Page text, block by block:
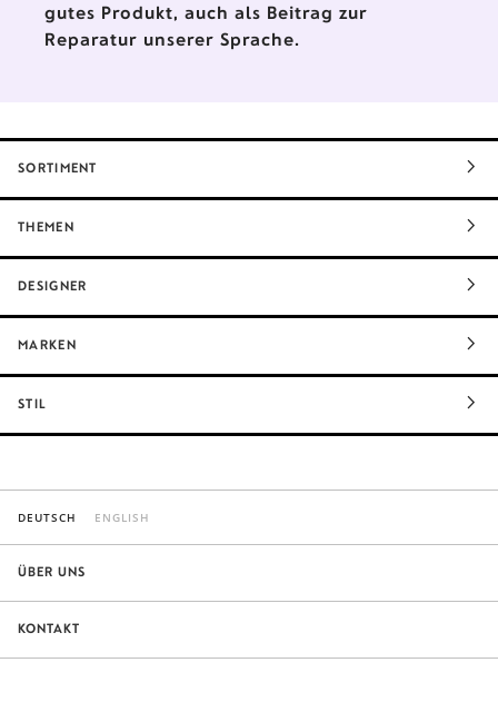
gutes Produkt, auch als Beitrag zur
Reparatur unserer Sprache.
SORTIMENT
THEMEN
DESIGNER
MARKEN
STIL
DEUTSCH ENGLISH
ÜBER UNS
KONTAKT